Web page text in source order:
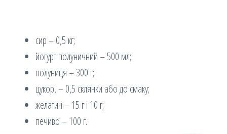
сир – 0,5 кг;
йогурт полуничний – 500 мл;
полуниця – 300 г;
цукор, – 0,5 склянки або до смаку;
желатин – 15 г і 10 г;
печиво – 100 г.